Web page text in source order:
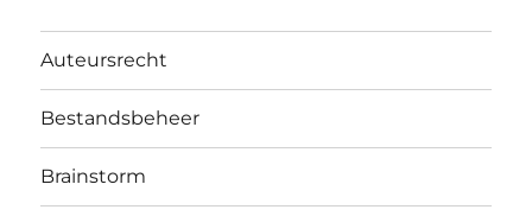
Auteursrecht
Bestandsbeheer
Brainstorm